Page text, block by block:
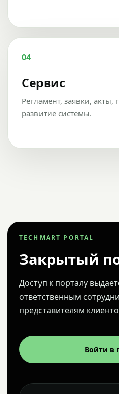
04
Сервис
Регламент, заявки, акты,
развитие системы.
TECHMART PORTAL
Закрытый
Доступ к порталу
ответственным
представителям
Войти в